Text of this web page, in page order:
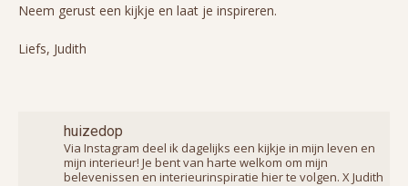
Neem gerust een kijkje en laat je inspireren.
Liefs, Judith
huizedop
Via Instagram deel ik dagelijks een kijkje in mijn leven en
mijn interieur! Je bent van harte welkom om mijn
belevenissen en interieurinspiratie hier te volgen. X Judith